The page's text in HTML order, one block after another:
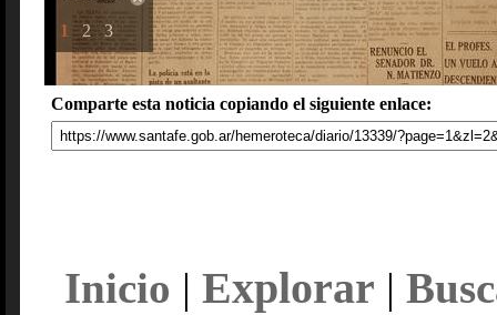
1 2 3
Comparte esta noticia copiando el siguiente enlace:
Inicio | Explorar |